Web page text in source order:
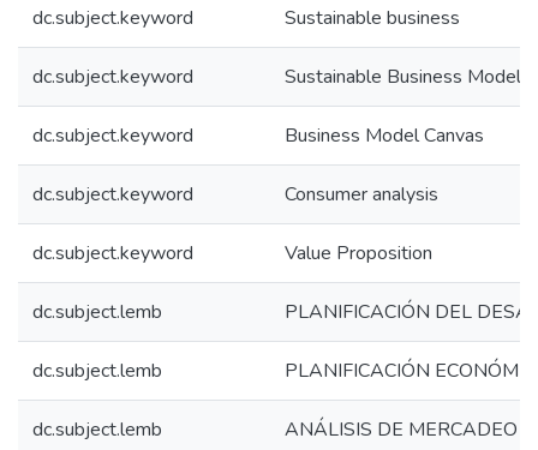
dc.subject.keyword Sustainable business
dc.subject.keyword Sustainable Business Model
dc.subject.keyword Business Model Canvas
dc.subject.keyword Consumer analysis
dc.subject.keyword Value Proposition
dc.subject.lemb PLANIFICACIÓN DEL
dc.subject.lemb PLANIFICACIÓN
dc.subject.lemb ANÁLISIS DE MERCADEO